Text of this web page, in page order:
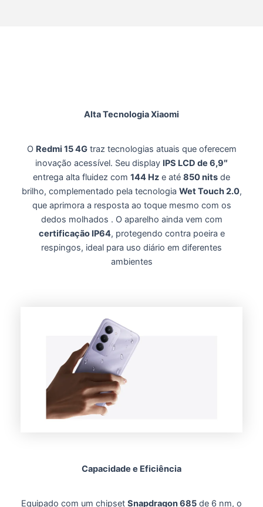
Alta Tecnologia Xiaomi
O Redmi 15 4Gtraz tecnologias atuais que oferecem
inovação acessível. Seu display IPS LCD de 6,9″
entrega alta fluidez com 144 Hz e até 850 nits de
brilho, complementado pela tecnologia Wet Touch 2.0,
que aprimora a resposta ao toque mesmo com os
dedos molhados . O aparelho ainda vem com
certificação IP64, protegendo contra poeira e
respingos, ideal para uso diário em diferentes
ambientes
Capacidade e Eficiência
Equipado com um chipset Snapdragon 685 de 6 nm, o